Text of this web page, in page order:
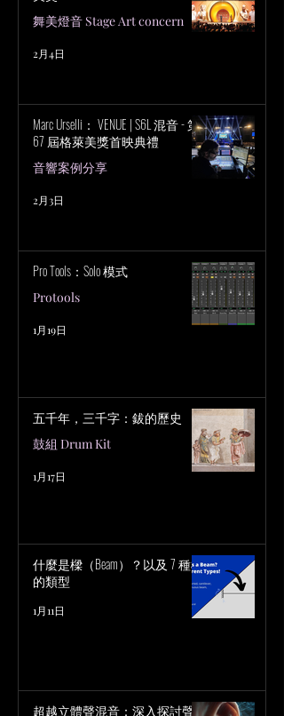
舞美燈音 Stage Art concern
2月4日
Marc Urselli： VENUE | S6L 混音 - 第
67 屆格萊美獎首映典禮
音響案例分享
2月3日
Pro Tools：Solo 模式
Protools
1月19日
五千年，三千字：鈸的歷史
鼓組 Drum Kit
1月17日
什麼是樑（Beam）？以及 7 種樑
的類型
1月11日
超越立體聲混音：深入探討聲